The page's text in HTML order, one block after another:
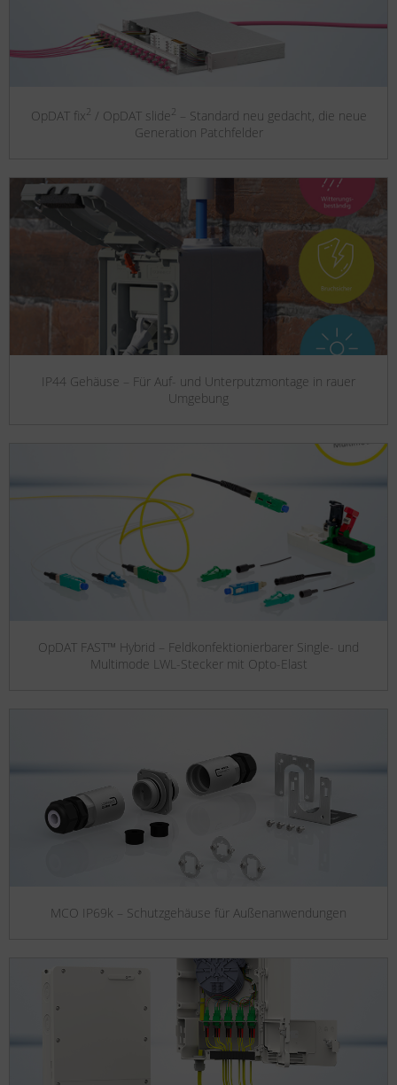
OpDAT fix2 / OpDAT slide2
– Standard neu gedacht, die neue
Generation Patchfelder
IP44 Gehäuse – Für Auf- und Unterputzmontage in rauer
Umgebung
OpDAT FAST™ Hybrid – Feldkonfektionierbarer Single- und
Multimode LWL-Stecker mit Opto-Elast
MCO IP69k – Schutzgehäuse für Außenanwendungen